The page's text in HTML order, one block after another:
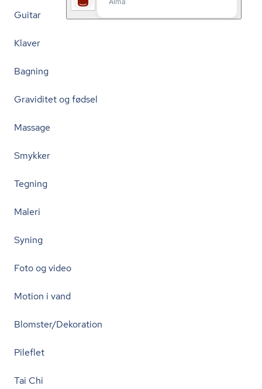
Guitar
Klaver
Bagning
Graviditet og fødsel
Massage
Smykker
Tegning
Maleri
Syning
Foto og video
Motion i vand
Blomster/Dekoration
Pileflet
Tai Chi